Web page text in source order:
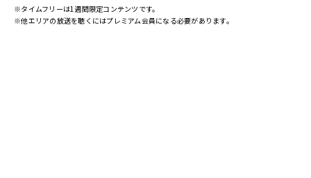
※タイムフリーは1週間限定コンテンツです。
※他エリアの放送を聴くにはプレミアム会員になる必要があります。